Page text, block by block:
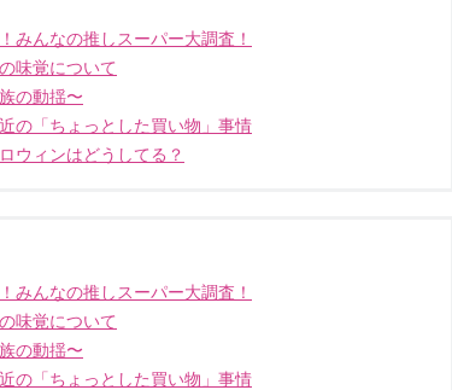
みんなの推しスーパー大調査！
味覚について
の動揺〜
の「ちょっとした買い物」事情
ウィンはどうしてる？
みんなの推しスーパー大調査！
味覚について
の動揺〜
の「ちょっとした買い物」事情